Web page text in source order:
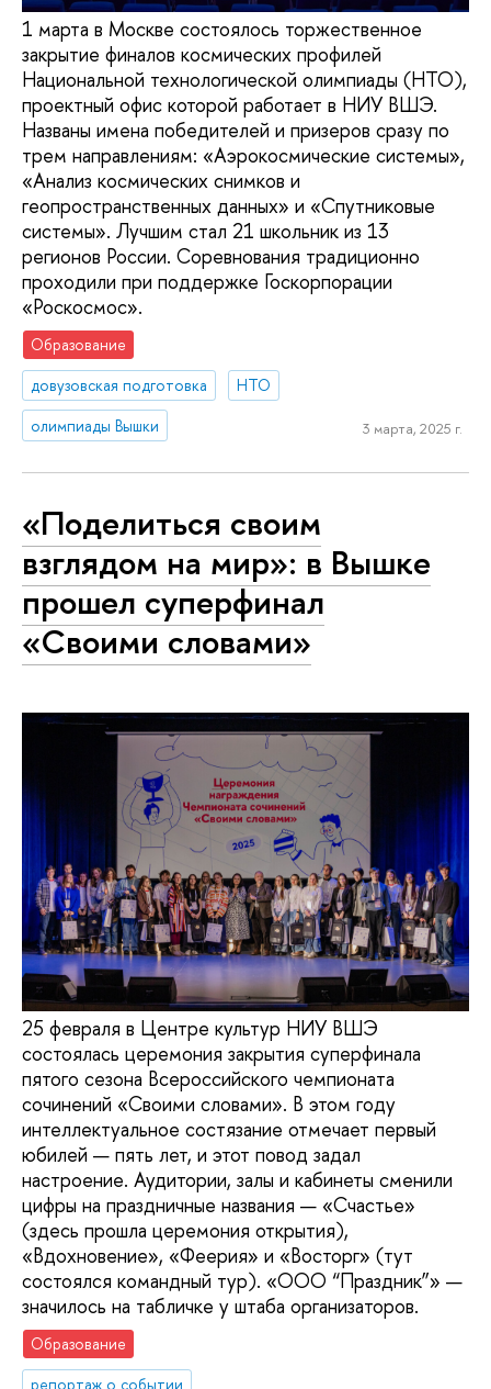
1 марта в Москве состоялось торжественное
закрытие финалов космических профилей
Национальной технологической олимпиады (НТО),
проектный офис которой работает в НИУ ВШЭ.
Названы имена победителей и призеров сразу по
трем направлениям: «Аэрокосмические системы»,
«Анализ космических снимков и
геопространственных данных» и «Спутниковые
системы». Лучшим стал 21 школьник из 13
регионов России. Соревнования традиционно
проходили при поддержке Госкорпорации
«Роскосмос».
Образование
довузовская подготовка
НТО
олимпиады Вышки
3 марта, 2025 г.
«Поделиться своим
взглядом на мир»: в Вышке
прошел суперфинал
«Своими словами»
25 февраля в Центре культур НИУ ВШЭ
состоялась церемония закрытия суперфинала
пятого сезона Всероссийского чемпионата
сочинений «Своими словами». В этом году
интеллектуальное состязание отмечает первый
юбилей — пять лет, и этот повод задал
настроение. Аудитории, залы и кабинеты сменили
цифры на праздничные названия — «Счастье»
(здесь прошла церемония открытия),
«Вдохновение», «Феерия» и «Восторг» (тут
состоялся командный тур). «ООО “Праздник”» —
значилось на табличке у штаба организаторов.
Образование
репортаж о событии